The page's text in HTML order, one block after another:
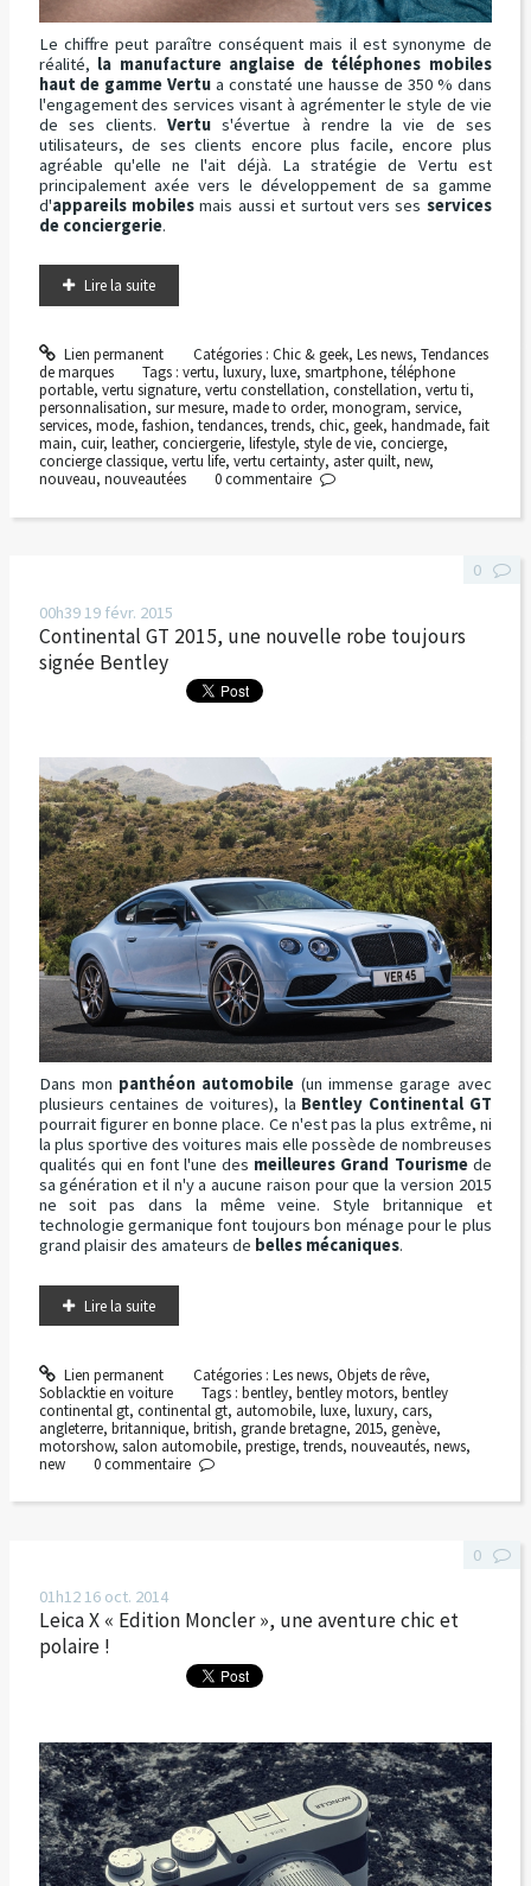
Le chiffre peut paraître conséquent mais il est synonyme de
réalité, la manufacture anglaise de téléphones mobiles
haut de gamme Vertu a constaté une hausse de 350 % dans
l'engagement des services visant à agrémenter le style de vie
de ses clients.Vertu s'évertue à rendre la vie de ses
utilisateurs, de ses clients encore plus facile, encore plus
agréable qu'elle ne l'ait déjà. La stratégie de Vertu est
principalement axée vers le développement de sa gamme
d'appareils mobilesmais aussi et surtout vers ses services
de conciergerie.
Lire la suite
Lien permanent Catégories : Chic & geek, Les news, Tendances
de marques
Tags :vertu,luxury,luxe,smartphone,téléphone
portable, vertu signature, vertu constellation, constellation, vertu ti,
personnalisation, sur mesure, made to order, monogram, service,
services, mode, fashion, tendances, trends, chic, geek, handmade, fait
main, cuir, leather, conciergerie, lifestyle, style de vie, concierge,
concierge classique, vertu life, vertu certainty, aster quilt, new,
nouveau, nouveautées 0commentaire
00h3919 févr. 2015
Continental GT 2015, une nouvelle robe toujours
signée Bentley
Dans mon panthéon automobile (un immense garage avec
plusieurs centaines de voitures), la Bentley Continental GT
pourrait figurer en bonne place. Ce n'est pas la plus extrême, ni
la plus sportive des voitures mais elle possède de nombreuses
qualités qui en font l'une des meilleures Grand Tourismede
sa génération et il n'y a aucune raison pour que la version 2015
ne soit pas dans la même veine. Style britannique et
technologie germanique font toujours bon ménage pour le plus
grand plaisir des amateurs de belles mécaniques.
Lire la suite
Lien permanent Catégories : Les news, Objets de rêve,
Soblacktie en voiture
Tags :bentley,bentley motors,bentley
continental gt, continental gt, automobile, luxe, luxury, cars,
angleterre, britannique, british, grande bretagne, 2015, genève,
motorshow, salon automobile, prestige, trends, nouveautés, news,
new
0
0commentaire
01h1216 oct. 2014
Leica X « Edition Moncler », une aventure chic et
polaire !
0